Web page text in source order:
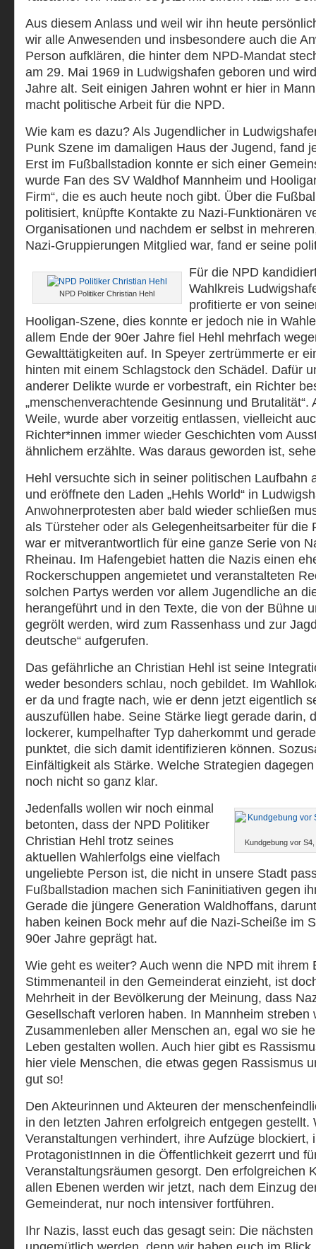
Aus diesem Anlass und weil wir ihn heute
wir alle Anwesenden und insbesondere auch die
Person aufklären, die hinter dem NPD-Mandat
am 29. Mai 1969 in Ludwigshafen geboren und
Jahre alt. Seit einigen Jahren wohnt er hier in
macht politische Arbeit für die NPD.
Wie kam es dazu? Als Jugendlicher in
Punk Szene im damaligen Haus der Jugend, fand
Erst im Fußballstadion konnte er sich einer
wurde Fan des SV Waldhof Mannheim und
Firm“, die es auch heute noch gibt. Über die
politisiert, knüpfte Kontakte zu Nazi-Funktionären
Organisationen und nachdem er selbst in
Nazi-Gruppierungen Mitglied war, fand er seine
NPD Politiker Christian Hehl
Für die NPD
Wahlkreis
profitierte er von
Hooligan-Szene, dies konnte er jedoch nie in
allem Ende der 90er Jahre fiel Hehl mehrfach
Gewalttätigkeiten auf. In Speyer zertrümmerte er
hinten mit einem Schlagstock den Schädel. Dafür
anderer Delikte wurde er vorbestraft, ein Richter
„menschenverachtende Gesinnung und
Weile, wurde aber vorzeitig entlassen, vielleicht
Richter*innen immer wieder Geschichten vom
ähnlichem erzählte. Was daraus geworden ist,
Hehl versuchte sich in seiner politischen Laufbahn
und eröffnete den Laden „Hehls World“ in
Anwohnerprotesten aber bald wieder schließen
als Türsteher oder als Gelegenheitsarbeiter für die
war er mitverantwortlich für eine ganze Serie von
Rheinau. Im Hafengebiet hatten die Nazis einen
Rockerschuppen angemietet und veranstalteten
solchen Partys werden vor allem Jugendliche an
herangeführt und in den Texte, die von der Bühne
gegrölt werden, wird zum Rassenhass und zur
deutsche“ aufgerufen.
Das gefährliche an Christian Hehl ist seine
weder besonders schlau, noch gebildet. Im
er da und fragte nach, wie er denn jetzt eigentlich
auszufüllen habe. Seine Stärke liegt gerade darin,
lockerer, kumpelhafter Typ daherkommt und
punktet, die sich damit identifizieren können.
Einfältigkeit als Stärke. Welche Strategien
noch nicht so ganz klar.
Kundgebung vor
Jedenfalls wollen wir noch einmal
betonten, dass der NPD Politiker
Christian Hehl trotz seines
aktuellen Wahlerfolgs eine vielfach
ungeliebte Person ist, die nicht in unsere Stadt
Fußballstadion machen sich Faninitiativen gegen
Gerade die jüngere Generation Waldhoffans,
haben keinen Bock mehr auf die Nazi-Scheiße im
90er Jahre geprägt hat.
Wie geht es weiter? Auch wenn die NPD mit ihrem
Stimmenanteil in den Gemeinderat einzieht, ist
Mehrheit in der Bevölkerung der Meinung, dass
Gesellschaft verloren haben. In Mannheim streben
Zusammenleben aller Menschen an, egal wo sie
Leben gestalten wollen. Auch hier gibt es
hier viele Menschen, die etwas gegen Rassismus
gut so!
Den Akteurinnen und Akteuren der
in den letzten Jahren erfolgreich entgegen gestellt.
Veranstaltungen verhindert, ihre Aufzüge blockiert,
ProtagonistInnen in die Öffentlichkeit gezerrt und
Veranstaltungsräumen gesorgt. Den erfolgreichen
allen Ebenen werden wir jetzt, nach dem Einzug
Gemeinderat, nur noch intensiver fortführen.
Ihr Nazis, lasst euch das gesagt sein: Die